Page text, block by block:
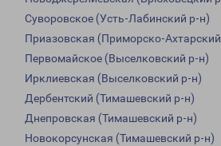
Суворовское (Усть-Лабинский р-н)
Приазовская (Приморско-
Первомайское (Выселковский р-н)
Ирклиевская (Выселковский р-н)
Дербентский (Тимашевский р-н)
Днепровская (Тимашевский р-н)
Новокорсунская (Тимашевский р-н)